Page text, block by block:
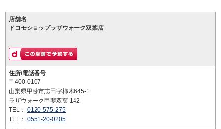
店舗名
ドコモショップラザウォーク双葉店
住所/電話番号
〒400-0107
山梨県甲斐市志田字柿木645-1
ラザウォーク甲斐双葉 142
TEL： 0120-575-275
TEL： 0551-20-0205